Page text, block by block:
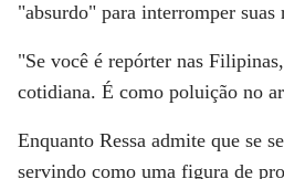
"absurdo" para interromper suas
"Se você é repórter nas
cotidiana. É como poluição no
Enquanto Ressa admite que se
servindo como uma figura de